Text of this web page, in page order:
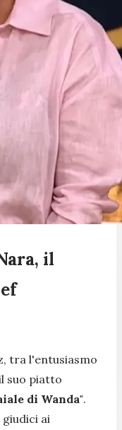
il
tra l'entusiasmo
suo piatto
di Wanda".
ai